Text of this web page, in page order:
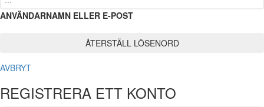
ANVÄNDARNAMN ELLER E-POST
AVBRYT
REGISTRERA ETT KONTO